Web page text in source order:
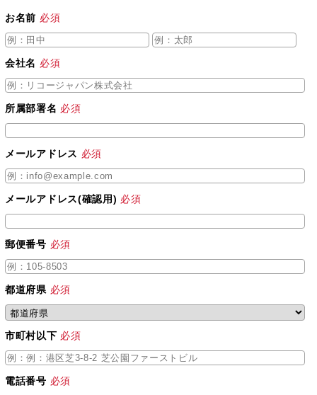
お名前 必須
会社名 必須
所属部署名 必須
メールアドレス 必須
メールアドレス(確認用) 必須
郵便番号 必須
都道府県 必須
市町村以下 必須
電話番号 必須